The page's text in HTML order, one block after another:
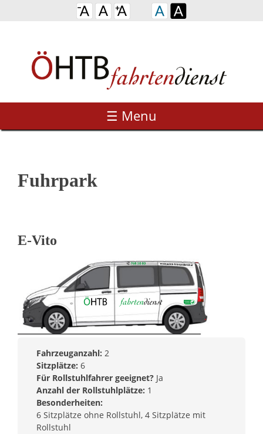
☰ Menu
Fuhrpark
E-Vito
Fahrzeuganzahl: 2
Sitzplätze: 6
Für Rollstuhlfahrer geeignet? Ja
Anzahl der Rollstuhlplätze: 1
Besonderheiten:
6 Sitzplätze ohne Rollstuhl, 4 Sitzplätze mit
Rollstuhl